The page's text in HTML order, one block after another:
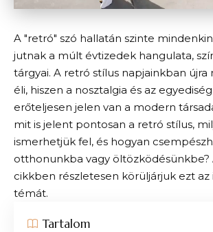
A "retró" szó hallatán szinte
jutnak a múlt évtizedek hangulata,
tárgyai. A retró stílus napjainkban újra
éli, hiszen a nosztalgia és az
erőteljesen jelen van a modern
mit is jelent pontosan a retró stílus,
ismerhetjük fel, és hogyan
otthonunkba vagy öltözködésünkbe?
cikkben részletesen körüljárjuk ezt az
témát.
Tartalom